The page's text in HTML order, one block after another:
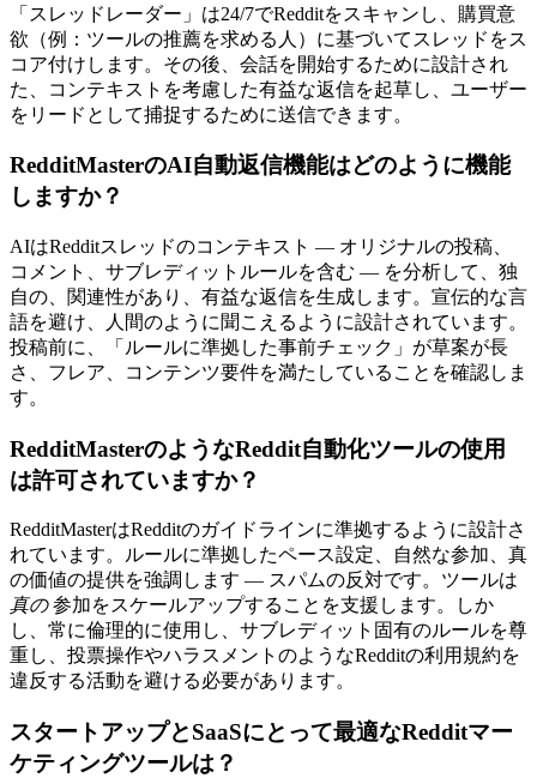
「スレッドレーダー」は24/7でRedditをスキャンし、購買意
欲（例：ツールの推薦を求める人）に基づいてスレッドをス
コア付けします。その後、会話を開始するために設計され
た、コンテキストを考慮した有益な返信を起草し、ユーザー
をリードとして捕捉するために送信できます。
RedditMasterのAI自動返信機能はどのように機能
しますか？
AIはRedditスレッドのコンテキスト — オリジナルの投稿、
コメント、サブレディットルールを含む — を分析して、独
自の、関連性があり、有益な返信を生成します。宣伝的な言
語を避け、人間のように聞こえるように設計されています。
投稿前に、「ルールに準拠した事前チェック」が草案が長
さ、フレア、コンテンツ要件を満たしていることを確認しま
す。
RedditMasterのようなReddit自動化ツールの使用
は許可されていますか？
RedditMasterはRedditのガイドラインに準拠するように設計さ
れています。ルールに準拠したペース設定、自然な参加、真
の価値の提供を強調します — スパムの反対です。ツールは
真の参加をスケールアップすることを支援します。しか
し、常に倫理的に使用し、サブレディット固有のルールを尊
重し、投票操作やハラスメントのようなRedditの利用規約を
違反する活動を避ける必要があります。
スタートアップとSaaSにとって最適なRedditマー
ケティングツールは？